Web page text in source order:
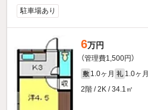
駐車場あり
6万円
（管理費1,500円）
敷 1.0ヶ月 礼 1.0ヶ月
2階 / 2K / 34.1㎡